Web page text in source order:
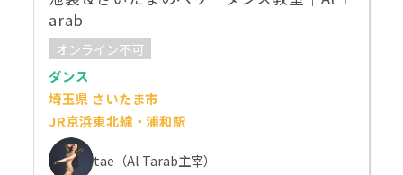
arab
オンライン不可
ダンス
埼玉県 さいたま市
JR京浜東北線・浦和駅
tae（Al Tarab主宰）